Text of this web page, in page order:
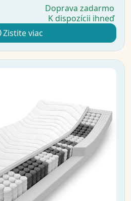
Doprava zadarmo
K dispozícii ihneď
Zistite viac